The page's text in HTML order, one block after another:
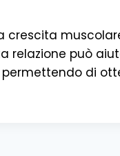
crescita
relazione può
di